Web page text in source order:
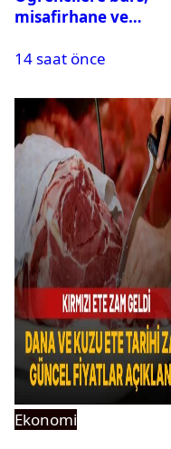
misafirhane ve
Başvurular başladı
14 saat önce
Ekonomi